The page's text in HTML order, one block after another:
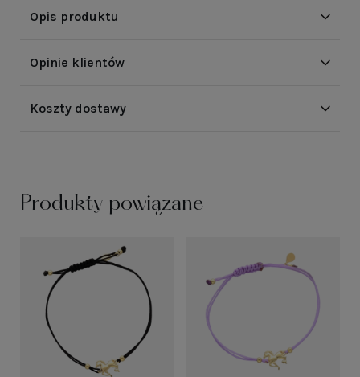
Opis produktu
Opinie klientów
Koszty dostawy
Produkty powiązane